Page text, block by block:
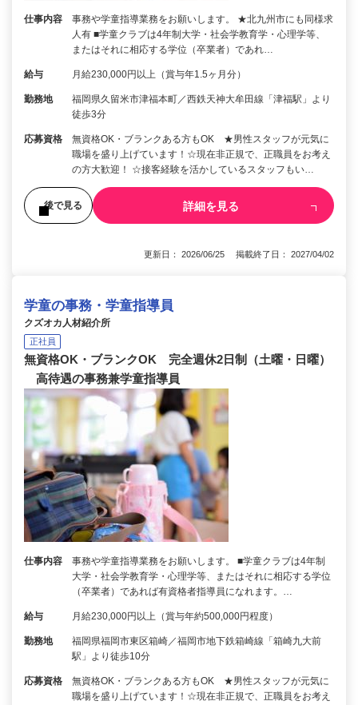
仕事内容
事務や学童指導業務をお願いします。 ★北九州市にも同様求
人有 ■学童クラブは4年制大学・社会学教育学・心理学等、
またはそれに相応する学位（卒業者）であれ…
給与 月給230,000円以上（賞与年1.5ヶ月分）
勤務地
福岡県久留米市津福本町／西鉄天神大牟田線「津福駅」より
徒歩3分
応募資格
無資格OK・ブランクある方もOK ★男性スタッフが元気に
職場を盛り上げています！☆現在非正規で、正職員をお考え
の方大歓迎！ ☆接客経験を活かしているスタッフもい…
後で見る 詳細を見る
更新日： 2026/06/25 掲載終了日： 2027/04/02
学童の事務・学童指導員
クズオカ人材紹介所
正社員
無資格OK・ブランクOK 完全週休2日制（土曜・日曜）
高待遇の事務兼学童指導員
仕事内容
事務や学童指導業務をお願いします。 ■学童クラブは4年制
大学・社会学教育学・心理学等、またはそれに相応する学位
（卒業者）であれば有資格者指導員になれます。…
給与 月給230,000円以上（賞与年約500,000円程度）
勤務地
福岡県福岡市東区箱崎／福岡市地下鉄箱崎線「箱崎九大前
駅」より徒歩10分
応募資格
無資格OK・ブランクある方もOK ★男性スタッフが元気に
職場を盛り上げています！☆現在非正規で、正職員をお考え